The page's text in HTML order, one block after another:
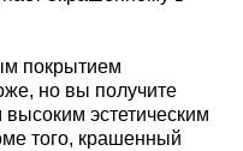
покрытием
но вы получите
эстетическим
того, крашенный